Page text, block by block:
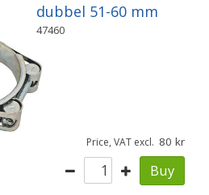
dubbel 51-60 mm
47460
Price, VAT excl. 80
Buy